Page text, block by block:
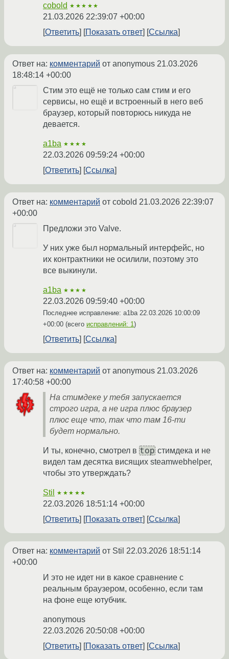
cobold ★★★★★
21.03.2026 22:39:07 +00:00
Ответить
Показать ответ Ссылка
Ответ на: комментарий от anonymous 21.03.2026
18:48:14 +00:00
Стим это ещё не только сам стим и его
сервисы, но ещё и встроенный в него веб
браузер, который повторюсь никуда не
девается.
a1ba ★★★★
22.03.2026 09:59:24 +00:00
Ответить
Ссылка
Ответ на: комментарий от cobold 21.03.2026 22:39:07
+00:00
Предложи это Valve.
У них уже был нормальный интерфейс, но
их контрактники не осилили, поэтому это
все выкинули.
a1ba ★★★★
22.03.2026 09:59:40 +00:00
Последнее исправление: a1ba 22.03.2026 10:00:09
+00:00 (всего исправлений: 1 )
Ответить Ссылка
Ответ на: комментарий от anonymous 21.03.2026
17:40:58 +00:00
На стимдеке у тебя запускается
строго игра, а не игра плюс браузер
плюс еще что, так что там 16-ти
будет нормально.
И ты, конечно, смотрел в top стимдека и не
видел там десятка висящих steamwebhelper,
чтобы это утверждать?
Stil ★★★★★
22.03.2026 18:51:14 +00:00
Ответить
Показать ответ Ссылка
Ответ на: комментарий от Stil 22.03.2026 18:51:14
+00:00
И это не идет ни в какое сравнение с
реальным браузером, особенно, если там
на фоне еще ютубчик.
anonymous
22.03.2026 20:50:08 +00:00
Ответить
Показать ответ Ссылка